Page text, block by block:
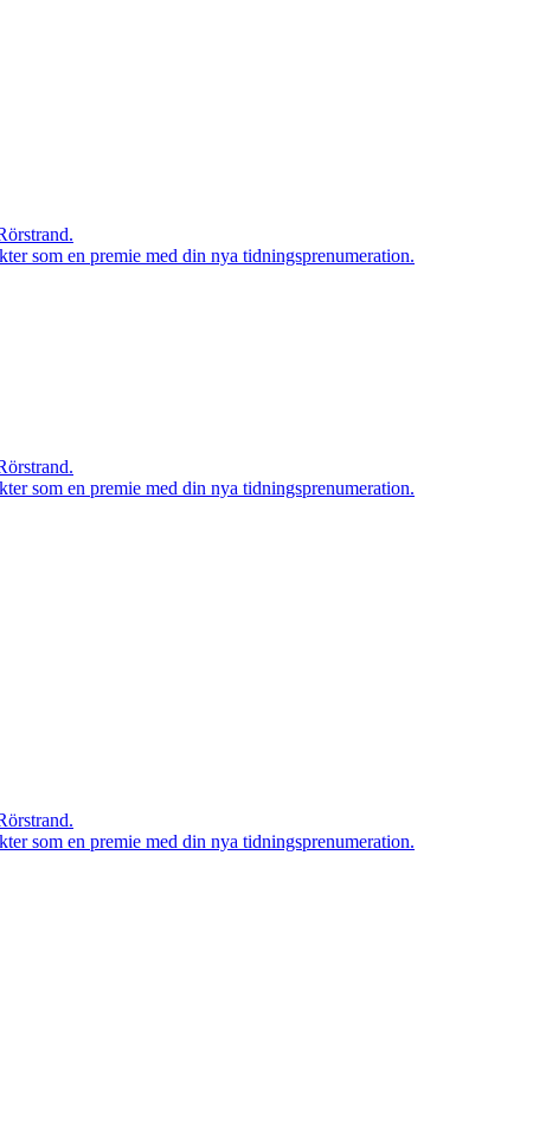
som en premie med din nya tidningsprenumeration.
som en premie med din nya tidningsprenumeration.
som en premie med din nya tidningsprenumeration.